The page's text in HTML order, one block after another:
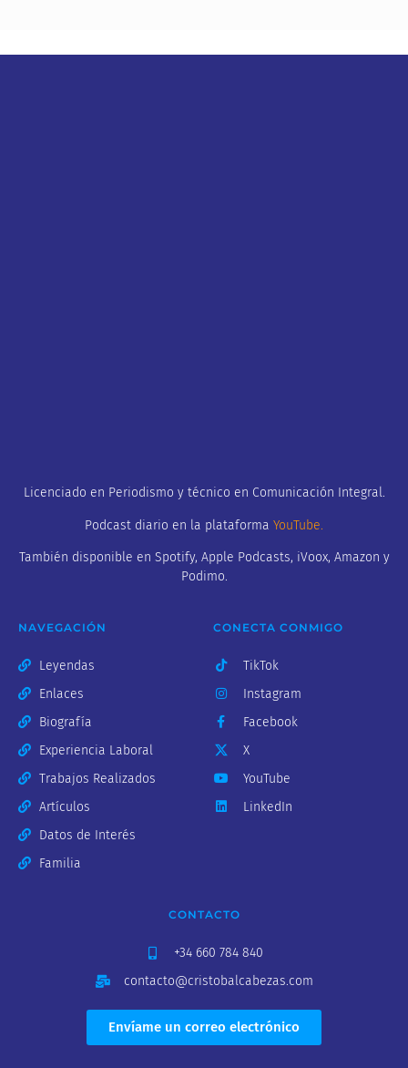
Licenciado en Periodismo y técnico en Comunicación Integral.
Podcast diario en la plataforma YouTube.
También disponible en Spotify, Apple Podcasts, iVoox, Amazon y
Podimo.
NAVEGACIÓN
Leyendas
Enlaces
Biografía
Experiencia Laboral
Trabajos Realizados
Artículos
Datos de Interés
Familia
CONECTA CONMIGO
TikTok
Instagram
Facebook
X
YouTube
LinkedIn
CONTACTO
+34 660 784 840
contacto@cristobalcabezas.com
Envíame un correo electrónico